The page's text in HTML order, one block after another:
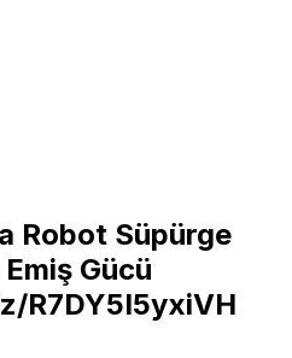
Robot Süpürge
Gücü
R7DY5I5yxiVH